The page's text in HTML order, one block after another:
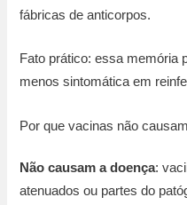
fábricas de anticorpos.
Fato prático: essa memória
menos sintomática em
Por que vacinas não
Não causam a doença:
atenuados ou partes do